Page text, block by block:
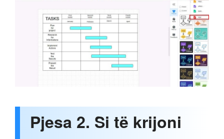
Pjesa 2. Si të krijoni